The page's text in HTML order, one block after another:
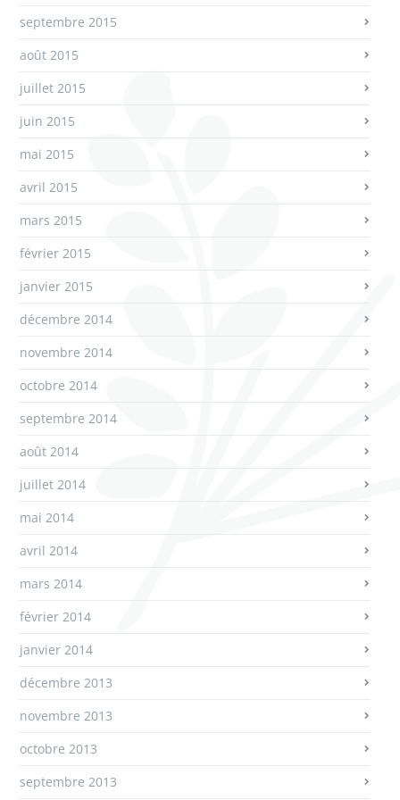
septembre 2015
août 2015
juillet 2015
juin 2015
mai 2015
avril 2015
mars 2015
février 2015
janvier 2015
décembre 2014
novembre 2014
octobre 2014
septembre 2014
août 2014
juillet 2014
mai 2014
avril 2014
mars 2014
février 2014
janvier 2014
décembre 2013
novembre 2013
octobre 2013
septembre 2013